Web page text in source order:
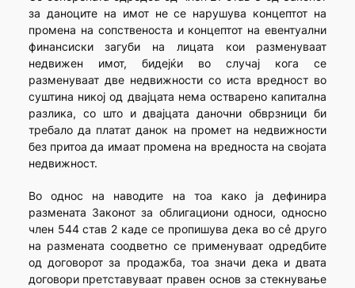
за даноците на имот не се нарушува концептот на
промена на сопственоста и концептот на евентуални
финансиски загуби на лицата кои разменуваат
недвижен имот, бидејќи во случај кога се
разменуваат две недвижности со иста вредност во
суштина никој од двајцата нема остварено капитална
разлика, со што и двајцата даночни обврзници би
требало да платат данок на промет на недвижности
без притоа да имаат промена на вредноста на својата
недвижност.
Во однос на наводите на тоа како ја дефинира
размената Законот за облигациони односи, односно
член 544 став 2 каде се пропишува дека во сẻ друго
на размената соодветно се применуваат одредбите
од договорот за продажба, тоа значи дека и двата
договори претставуваат правен основ за стекнување